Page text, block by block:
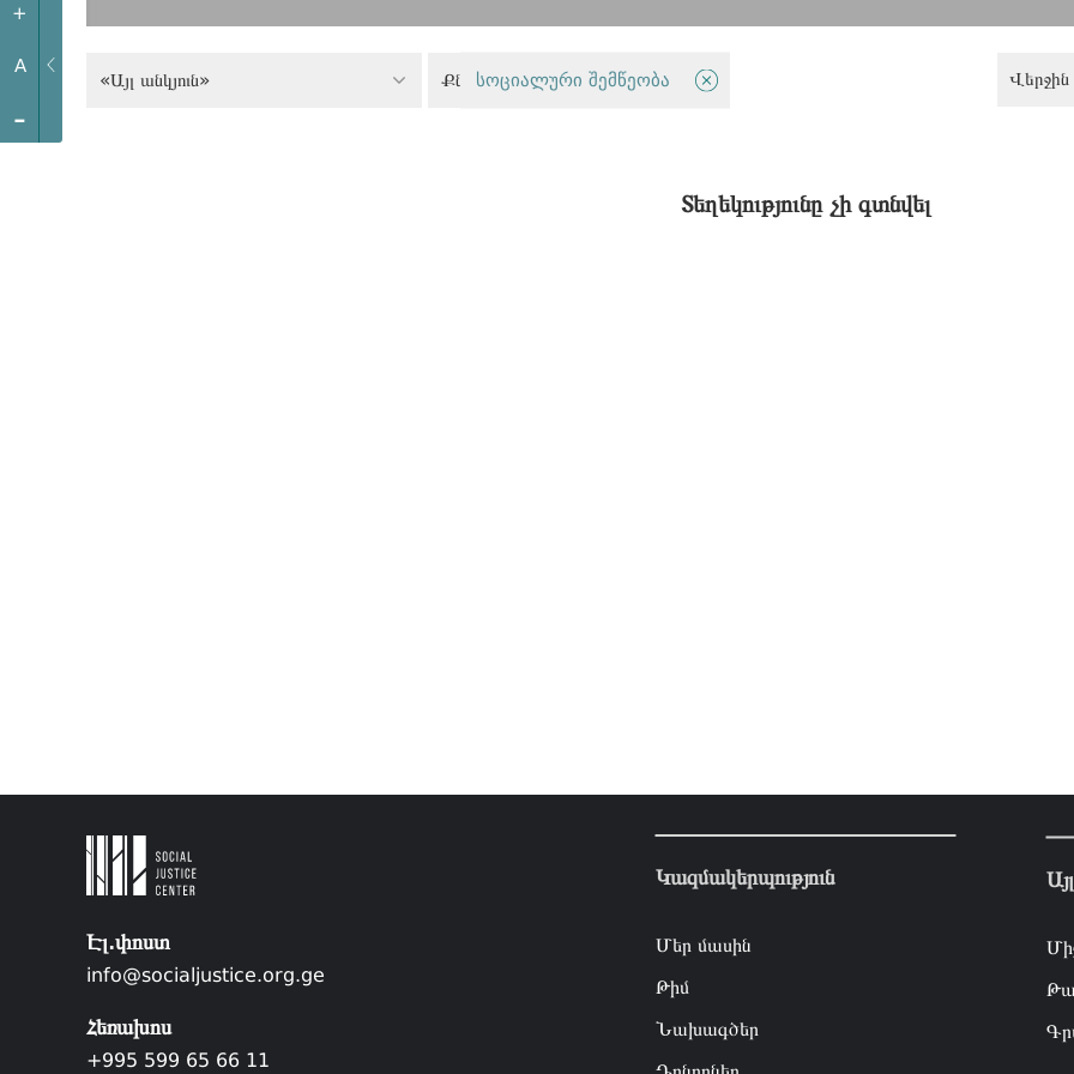
+
A
-
«Այլ անկյուն» Քննադատական ֆեմինիստական միտք
სოციალური შემწეობა Վերջին
Տեղեկությունը չի գտնվել
Էլ.փոստ
info@socialjustice.org.ge
Հեռախոս
+995 599 65 66 11
Կազմակերպություն
Մեր մասին
Թիմ
Նախագծեր